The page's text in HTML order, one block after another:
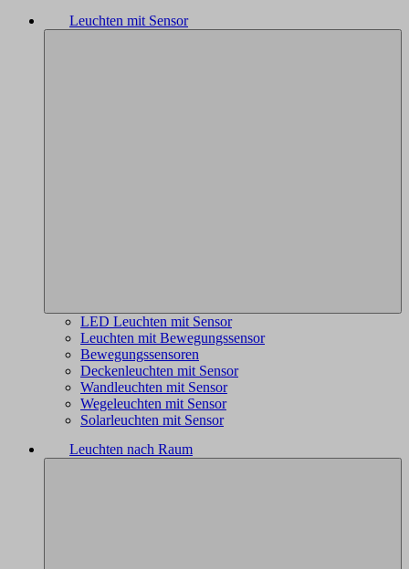
Leuchten mit Sensor
LED Leuchten mit Sensor
Leuchten mit Bewegungssensor
Bewegungssensoren
Deckenleuchten mit Sensor
Wandleuchten mit Sensor
Wegeleuchten mit Sensor
Solarleuchten mit Sensor
Leuchten nach Raum